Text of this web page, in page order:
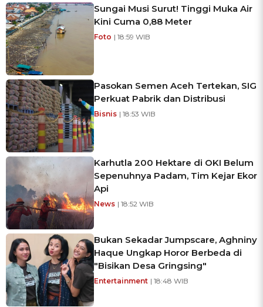
Sungai Musi Surut! Tinggi Muka Air
Kini Cuma 0,88 Meter
Foto | 18:59 WIB
Pasokan Semen Aceh Tertekan, SIG
Perkuat Pabrik dan Distribusi
Bisnis | 18:53 WIB
Karhutla 200 Hektare di OKI Belum
Sepenuhnya Padam, Tim Kejar Ekor
Api
News | 18:52 WIB
Bukan Sekadar Jumpscare, Aghniny
Haque Ungkap Horor Berbeda di
"Bisikan Desa Gringsing"
Entertainment | 18:48 WIB